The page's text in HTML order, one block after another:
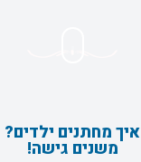
איך מחתנים ילדים?
משנים גישה!